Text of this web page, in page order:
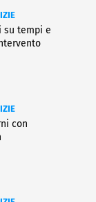
su tempi e
con